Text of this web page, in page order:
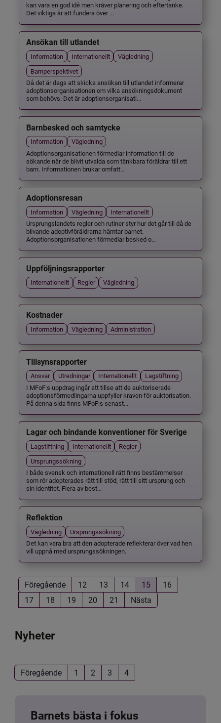
kan vara en god idé men kräver planering och eftertanke.
Det viktiga är att fundera över ...
Ansökan till utlandet
Information Internationellt
Vägledning
Barnperspektivet
Då det är dags att skicka ansökan till utlandet informerar
adoptionsorganisationen om vilka ansökningsdokument
som behövs. Det är adoptionsorganisati...
Barnbesked och samtycke
Information
Vägledning
Adoptionsorganisationen förmedlar information till de
sökande när de blivit utvalda som tänkbara föräldrar till ett
barn. Informationen brukar omfatt...
Adoptionsresan
Information Vägledning
Internationellt
Ursprungslandets regler och rutiner styr hur det går till då de
blivande adoptivföräldrarna hämtar barnet.
Adoptionsorganisationen förmedlar besked o...
Uppföljningsrapporter
Internationellt Regler Vägledning
Kostnader
Information Vägledning Administration
Tillsynsrapporter
Ansvar Utredningar Internationellt
Lagstiftning
I MFoF:s uppdrag ingår att tillse att de auktoriserade
adoptionsförmedlingarna uppfyller kraven för auktorisation.
På denna sida finns MFoF:s senast...
Lagar och bindande konventioner för Sverige
Lagstiftning Internationellt
Regler
Ursprungssökning
I både svensk och internationell rätt finns bestämmelser
som rör adopterades rätt till stöd, rätt till sitt ursprung och
sin identitet. Flera av best...
Reflektion
Vägledning
Ursprungssökning
Det kan vara bra att den adopterade reflekterar över vad hen
vill uppnå med ursprungssökningen.
Föregående 12 13 14 15
16
17
18 19 20 21 Nästa
Nyheter
Föregående 1 2 3 4
Barnets bästa i fokus